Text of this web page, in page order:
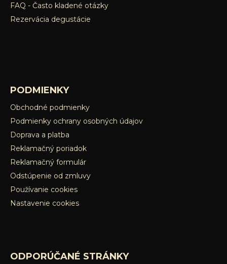
FAQ - Často kladené otázky
Rezervácia degustácie
PODMIENKY
Obchodné podmienky
Podmienky ochrany osobných údajov
Doprava a platba
Reklamačný poriadok
Reklamačný formulár
Odstúpenie od zmluvy
Používanie cookies
Nastavenie cookies
ODPORÚČANÉ STRÁNKY